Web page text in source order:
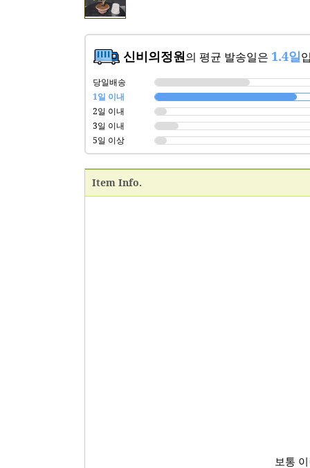
신비의정원의 평균 발송일은 1.4일
당일배송
1일 이내
2일 이내
3일 이내
5일 이상
Item Info.
보통